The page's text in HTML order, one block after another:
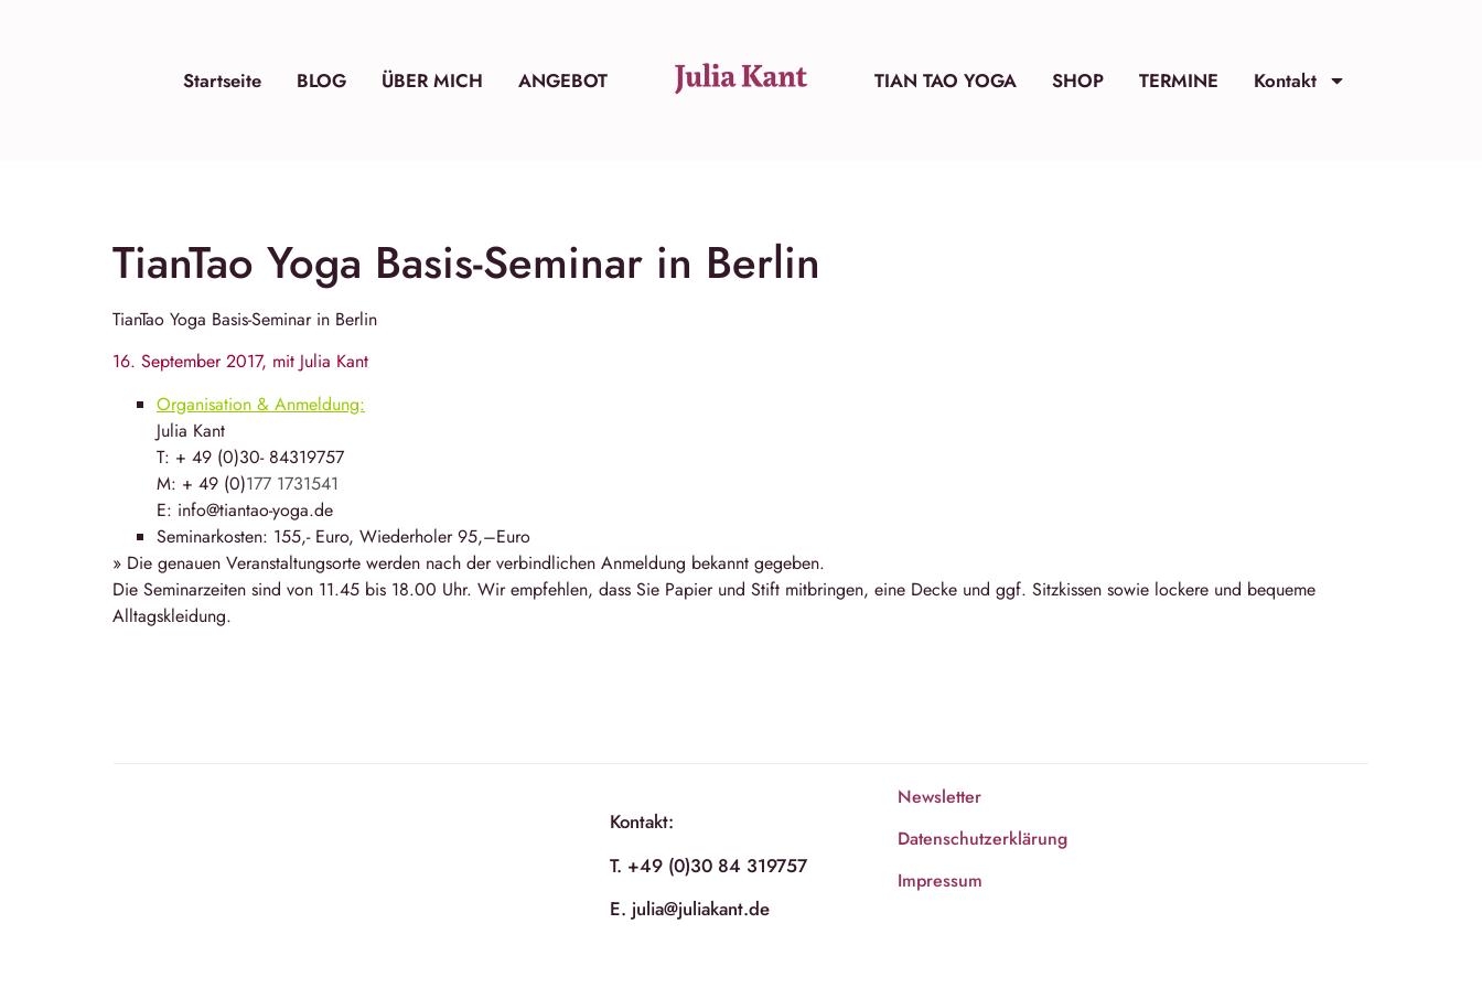
TIAN TAO YOGA SHOP TERMINE Kontakt
Startseite BLOG ÜBER MICH ANGEBOT
TianTao Yoga Basis-Seminar in Berlin
TianTao Yoga Basis-Seminar in Berlin
16. September 2017, mit Julia Kant
Organisation & Anmeldung:
Julia Kant
T: + 49 (0)30- 84319757
M: + 49 (0)177 1731541
E: info@tiantao-yoga.de
Seminarkosten: 155,- Euro, Wiederholer 95,–Euro
» Die genauen Veranstaltungsorte werden nach der verbindlichen Anmeldung bekannt gegeben.
Die Seminarzeiten sind von 11.45 bis 18.00 Uhr. Wir empfehlen, dass Sie Papier und Stift mitbringen, eine Decke und ggf. Sitzkissen sowie lockere und bequeme
Alltagskleidung.
Kontakt:
T. +49 (0)30 84 319757
E. julia@juliakant.de
Newsletter
Datenschutzerklärung
Impressum